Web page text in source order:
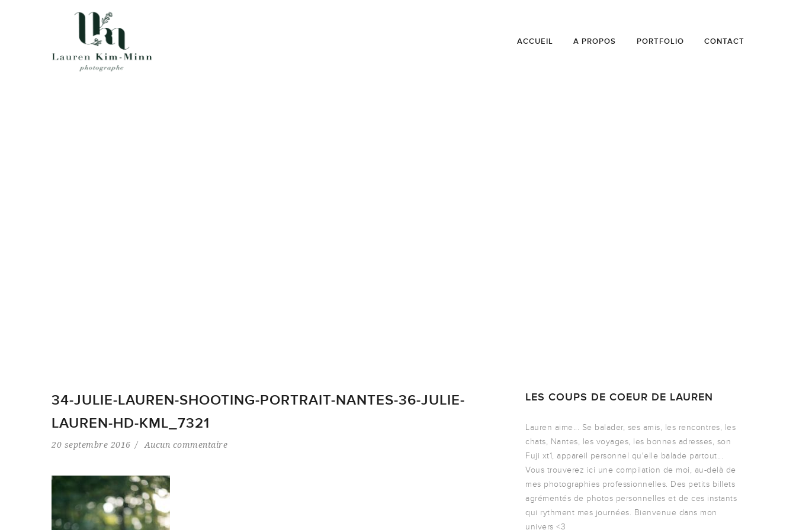
ACCUEIL A PROPOS PORTFOLIO CONTACT
34-JULIE-LAUREN-SHOOTING-PORTRAIT-NANTES-36-JULIE-
LAUREN-HD-KML_7321
20 septembre 2016 Aucun commentaire
LES COUPS DE COEUR DE LAUREN
Lauren aime... Se balader, ses amis, les rencontres, les
chats, Nantes, les voyages, les bonnes adresses, son
Fuji xt1, appareil personnel qu'elle balade partout...
Vous trouverez ici une compilation de moi, au-delà de
mes photographies professionnelles. Des petits billets
agrémentés de photos personnelles et de ces instants
qui rythment mes journées. Bienvenue dans mon
univers <3